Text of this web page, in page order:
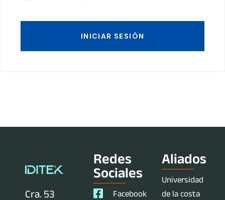
INICIAR SESIÓN
Cra. 53
Redes
Sociales
Facebook
Aliados
Universidad
de la costa